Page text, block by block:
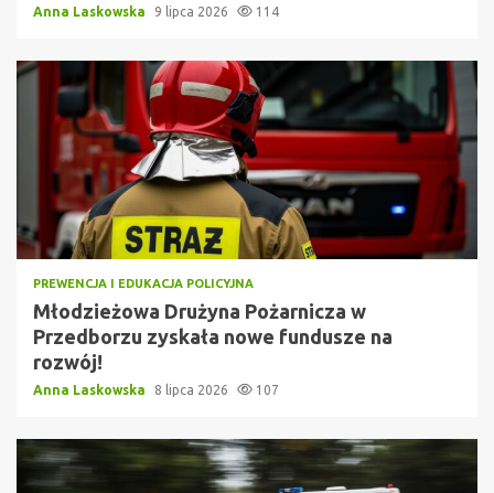
Anna Laskowska 9 lipca 2026 114
PREWENCJA I EDUKACJA POLICYJNA
Młodzieżowa Drużyna Pożarnicza w
Przedborzu zyskała nowe fundusze na
rozwój!
Anna Laskowska 8 lipca 2026 107